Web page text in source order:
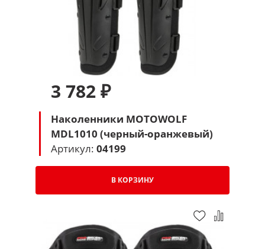
3 782 ₽
Наколенники MOTOWOLF
MDL1010 (черный-оранжевый)
Артикул: 04199
В КОРЗИНУ